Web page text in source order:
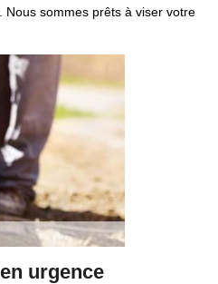
Nous sommes prêts à viser votre
urgence